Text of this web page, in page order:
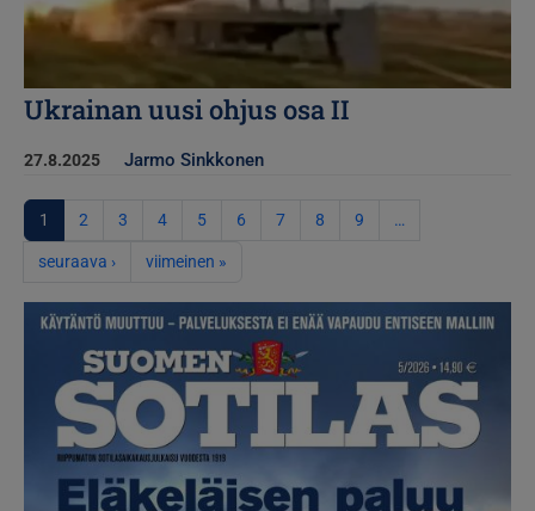
Ukrainan uusi ohjus osa II
27.8.2025 Jarmo Sinkkonen
Sivutus
1 2 3 4 5 6 7 8 9 …
seuraava ›Seuraava sivu
viimeinen »